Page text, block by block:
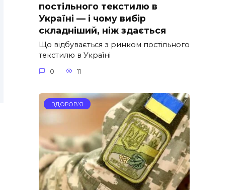
постільного текстилю в
Україні — і чому вибір
складніший, ніж здається
Що відбувається з ринком постільного
текстилю в Україні
0 11
ЗДОРОВ’Я